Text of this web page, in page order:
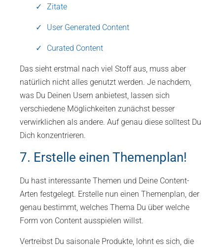
Zitate
User Generated Content
Curated Content
Das sieht erstmal nach viel Stoff aus, muss aber
natürlich nicht alles genutzt werden. Je nachdem,
was Du Deinen Usern anbietest, lassen sich
verschiedene Möglichkeiten zunächst besser
verwirklichen als andere. Auf genau diese solltest Du
Dich konzentrieren.
7. Erstelle einen Themenplan!
Du hast interessante Themen und Deine Content-
Arten festgelegt. Erstelle nun einen Themenplan, der
genau bestimmt, welches Thema Du über welche
Form von Content ausspielen willst.
Vertreibst Du saisonale Produkte, lohnt es sich, die